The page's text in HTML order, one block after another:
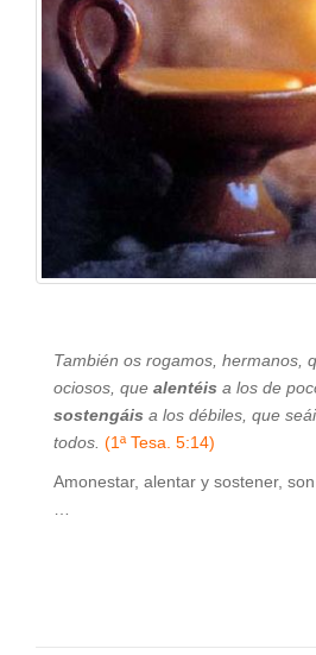
También os rogamos, hermanos,
ociosos, que alentéis a los de
sostengáis a los débiles, que
todos. (1ª Tesa. 5:14)
Amonestar, alentar y sostener,